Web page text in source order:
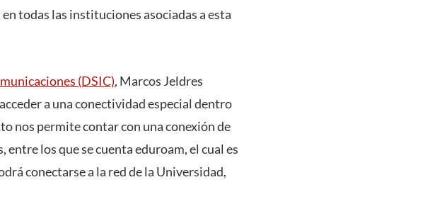
todas las instituciones asociadas a esta
(DSIC), Marcos Jeldres
a una conectividad especial dentro
nos permite contar con una conexión de
los que se cuenta eduroam, el cual es
conectarse a la red de la Universidad,